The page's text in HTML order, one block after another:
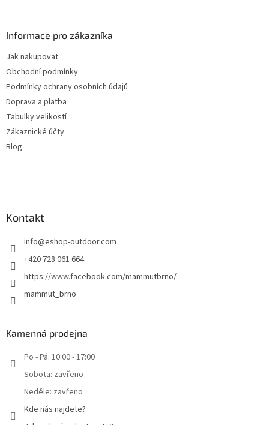
Informace pro zákazníka
Jak nakupovat
Obchodní podmínky
Podmínky ochrany osobních údajů
Doprava a platba
Tabulky velikostí
Zákaznické účty
Blog
Kontakt
info@eshop-outdoor.com
+420 728 061 664
https://www.facebook.com/mammutbrno/
mammut_brno
Kamenná prodejna
Po - Pá: 10:00 - 17:00
Sobota: zavřeno
Neděle: zavřeno
Kde nás najdete?